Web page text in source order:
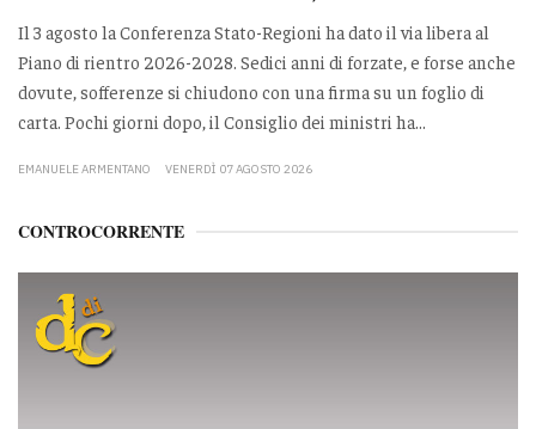
Il 3 agosto la Conferenza Stato-Regioni ha dato il via libera al
Piano di rientro 2026-2028. Sedici anni di forzate, e forse anche
dovute, sofferenze si chiudono con una firma su un foglio di
carta. Pochi giorni dopo, il Consiglio dei ministri ha...
EMANUELE ARMENTANO VENERDÌ 07 AGOSTO 2026
CONTROCORRENTE